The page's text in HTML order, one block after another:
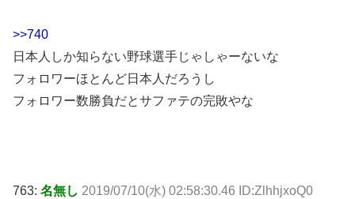
>>740
日本人しか知らない野球選手じゃしゃーないな
フォロワーほとんど日本人だろうし
フォロワー数勝負だとサファテの完敗やな
763: 名無し 2019/07/10(水) 02:58:30.46 ID:ZlhhjxoQ0